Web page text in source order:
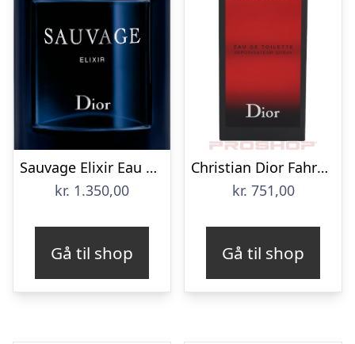
Sauvage Elixir Eau de Parfum
kr. 1.350,00
Gå til shop
Christian Dior Fahrenheit EDT – 100 ml
kr. 751,00
Gå til shop